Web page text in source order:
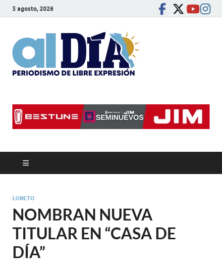
5 agosto, 2026
LORETO
NOMBRAN NUEVA
TITULAR EN “CASA DE
DÍA”